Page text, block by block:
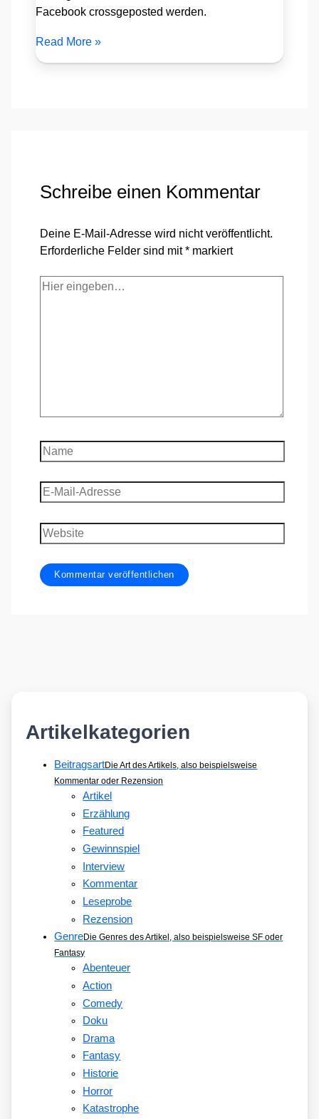
Facebook crossgeposted werden.
Read More »
Schreibe einen Kommentar
Deine E-Mail-Adresse wird nicht veröffentlicht.
Erforderliche Felder sind mit* markiert
Hier
Name
E-
Mail-
Adresse
Website
Artikelkategorien
BeitragsartDie Art des Artikels, also beispielsweise
Kommentar oder Rezension
Artikel
Erzählung
Featured
Gewinnspiel
Interview
Kommentar
Leseprobe
Rezension
GenreDie Genres des Artikel, also beispielsweise SF oder
Fantasy
Abenteuer
Action
Comedy
Doku
Drama
Fantasy
Historie
Horror
Katastrophe